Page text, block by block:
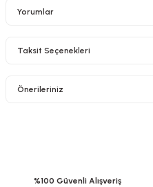
Yorumlar
Taksit Seçenekleri
Önerileriniz
%100 Güvenli Alışveriş